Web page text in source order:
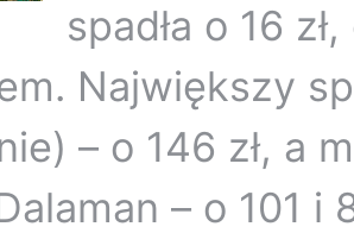
spadła o 16
Największy
– o 146 zł, a
– o 101 i